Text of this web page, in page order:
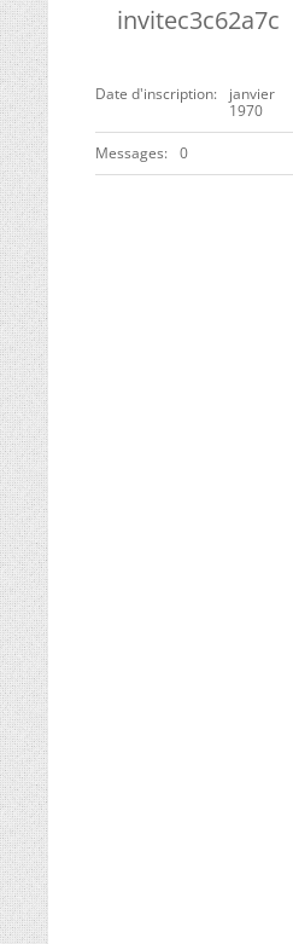
invitec3c62a7c
Date d'inscription
janvier
1970
Messages 0